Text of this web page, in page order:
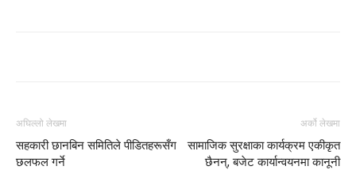
अघिल्लो लेखमा
सहकारी छानबिन समितिले पीडितहरूसँग
छलफल गर्ने
अर्को लेखमा
सामाजिक सुरक्षाका कार्यक्रम एकीकृत
छैनन्, बजेट कार्यान्वयनमा कानूनी